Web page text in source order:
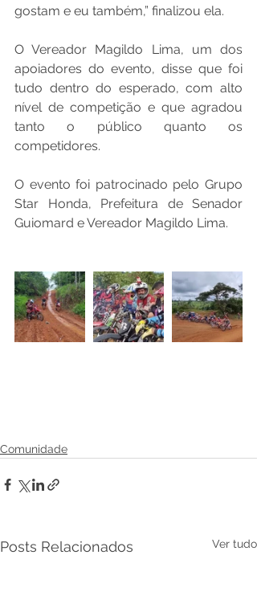
gostam e eu também,” finalizou ela.
O Vereador Magildo Lima, um dos
apoiadores do evento, disse que foi
tudo dentro do esperado, com alto
nível de competição e que agradou
tanto o público quanto os
competidores.
O evento foi patrocinado pelo Grupo
Star Honda, Prefeitura de Senador
Guiomard e Vereador Magildo Lima.
Comunidade
Posts Relacionados Ver tudo